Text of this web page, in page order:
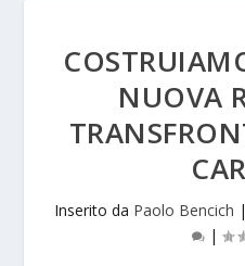
NUOVA
Inserito da Paolo Bencich |
|